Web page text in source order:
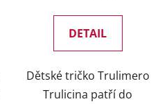
DETAIL
Dětské tričko Trulimero
Trulicina patří do